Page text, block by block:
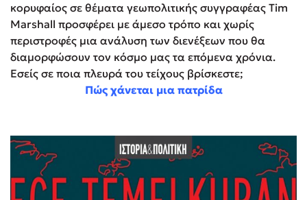
κορυφαίος σε θέματα γεωπολιτικής συγγραφέας Tim
Marshall προσφέρει με άμεσο τρόπο και χωρίς
περιστροφές μια ανάλυση των διενέξεων που θα
διαμορφώσουν τον κόσμο μας τα επόμενα χρόνια.
Εσείς σε ποια πλευρά του τείχους βρίσκεστε;
Πώς χάνεται μια πατρίδα